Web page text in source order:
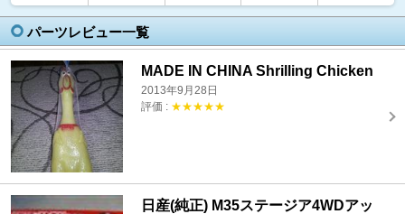
パーツレビュー一覧
MADE IN CHINA Shrilling Chicken
2013年9月28日
評価 : ★★★★★
日産(純正) M35ステージア4WDアッ